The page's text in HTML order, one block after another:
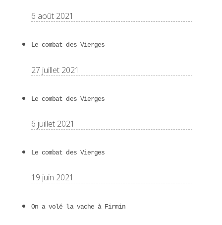
6 août 2021
Le combat des Vierges
27 juillet 2021
Le combat des Vierges
6 juillet 2021
Le combat des Vierges
19 juin 2021
On a volé la vache à Firmin